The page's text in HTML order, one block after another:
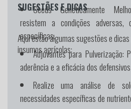
Seeds Geneticamente
resistem a condições adversas,
específicas.
Adjuvantes para Pulverização:
aderência e a eficácia dos
SUGESTÕES E DICAS
Aqui estão algumas sugestões e
insumos agrícolas:
Realize uma análise de
necessidades específicas de